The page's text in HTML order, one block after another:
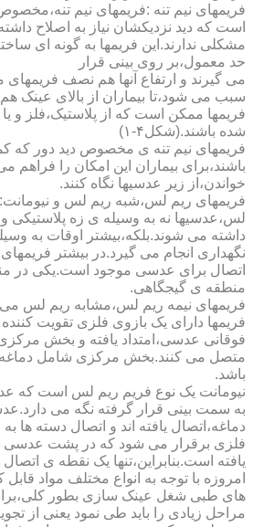
فریمهای نیم تنه :فریمهای نیم
است که دید نزدیکشان نیاز به اصلاح
مشکلی ندارند.این فریمها به گونه ای
حد معمول،بر روی بینی قرار
می گیرند و ارتفاع آنها هم نصف
سبب می شود،تا بیماران از بالای عینک هم
فریمها ممکن است که از پلاستیک،فلز و
شده باشند.(شکل۴-۱)
فریمهای نیم تنه ی مخصوص دید دور که
باشند،برای بیماران این امکان را فراهم
خواندن،از زیر عدسیها نگاه کنند.
فریمهای ریم لس،شبه ریم لس و
لس،عدسیها نه به وسیله ی زه پلاستیکی
داشته می شوند.بلکه،بیشتر اوقات به
نگهداری انجام می گیرد.در بیشتر
اتصال برای عدسی موجود است.یکی در
منطقه ی گیجگاهی.
فریمهای نیمه ریم لس،مشابه ریم لس می
فریمها دارای یک بازوی فلزی تقویت
متصل می کنند.بخش مرکزی شامل
باشد.
نیومانت یک نوع فریم ریم لس است که
به سمت بینی قرار گرفته نگه می
دماغه،اتصال یافته اند و اتصال دسته ها
فلزی برقرار می شود که در پشت عدسی
یافته است.بنابراین،تنها یک نقطه ی
امروزه با توجه به انواع مختلف مواد
های طبی شغل عینک سازی بطور
مراحل زیادی را باید طی نمود یعنی از